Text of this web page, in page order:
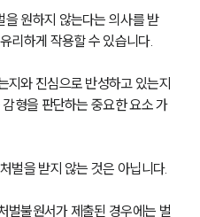
개
개
길
너 로펌
리
륜
례
원하지 않는다는 의사를 받
리하게 작용할 수 있습니다.
지와 진심으로 반성하고 있는지
형을 판단하는 중요한 요소 가
벌을 받지 않는 것은 아닙니다.
벌불원서가 제출된 경우에는 벌